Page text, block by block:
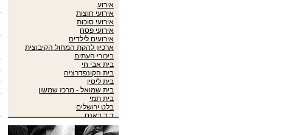
אירוע
אירועי חוצות
אירועי סוכות
אירועי פסח
אירועים לילדים
ארכיון להקת המחול הקיבוצית
ביכורי העתים
בית אבי חי
בית הקונפדרציה
בית ליסין
בית שמואל - מרכז שמשון
בית תמי
בלט ירושלים
ד.ד.דאנס
דאנסאירופה 2006
דרמה קווין #5: פסטיבל תרבות